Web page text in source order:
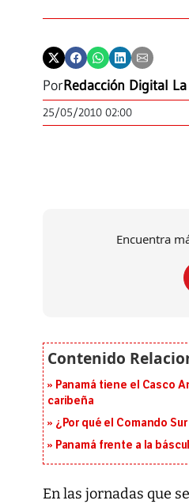
PorRedacción Digital
25/05/2010 02:00
Encuentra
Panamá tiene el Casco
caribeña
¿Por qué el Comando
Panamá frente a la
En las jornadas que